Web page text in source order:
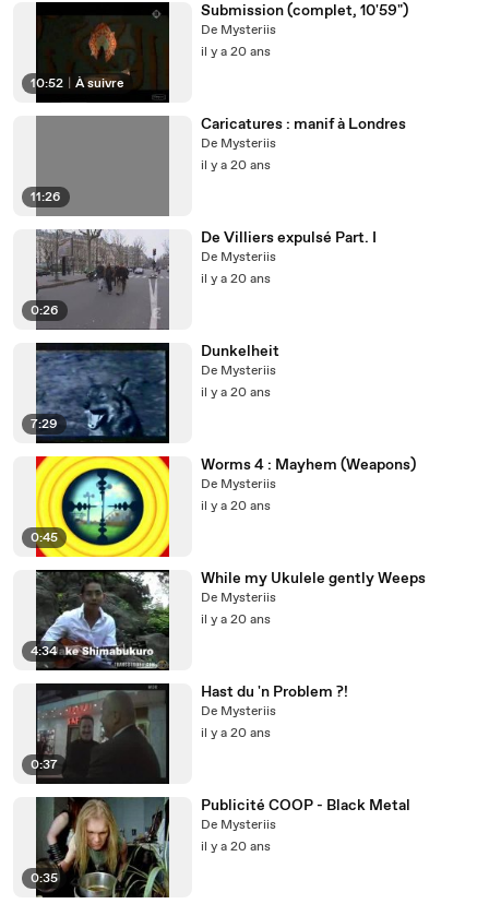
10:52 À suivre
Submission (complet, 10'59")
De Mysteriis
il y a 20 ans
11:26
Caricatures : manif à Londres
De Mysteriis
il y a 20 ans
0:26
De Villiers expulsé Part. I
De Mysteriis
il y a 20 ans
7:29
Dunkelheit
De Mysteriis
il y a 20 ans
0:45
Worms 4 : Mayhem (Weapons)
De Mysteriis
il y a 20 ans
4:34
While my Ukulele gently Weeps
De Mysteriis
il y a 20 ans
0:37
Hast du 'n Problem ?!
De Mysteriis
il y a 20 ans
0:35
Publicité COOP - Black Metal
De Mysteriis
il y a 20 ans